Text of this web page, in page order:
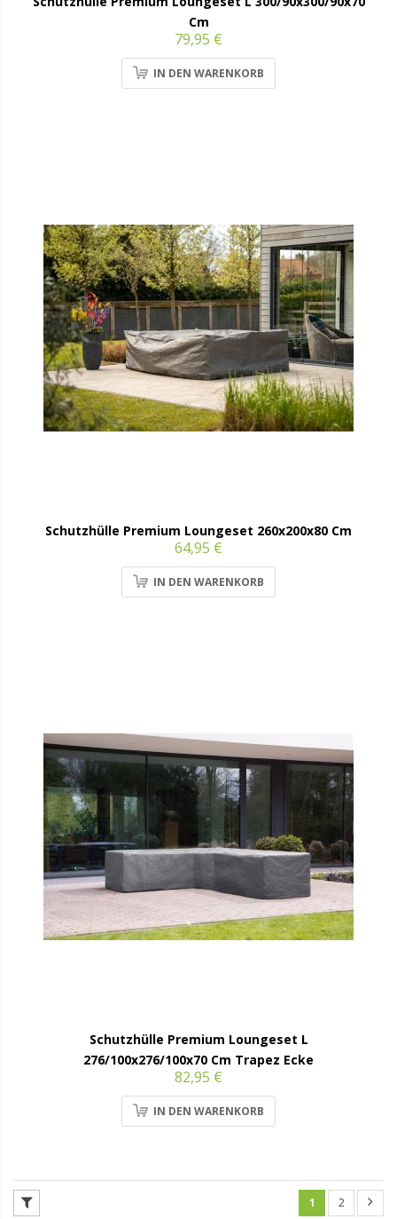
Cm
79,95 €
IN DEN WARENKORB
Schutzhülle Premium Loungeset 260x200x80 Cm
64,95 €
IN DEN WARENKORB
Schutzhülle Premium Loungeset L
276/100x276/100x70 Cm Trapez Ecke
82,95 €
IN DEN WARENKORB
1 2